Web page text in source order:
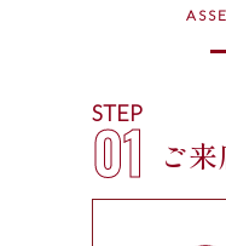
STEP
01 ご